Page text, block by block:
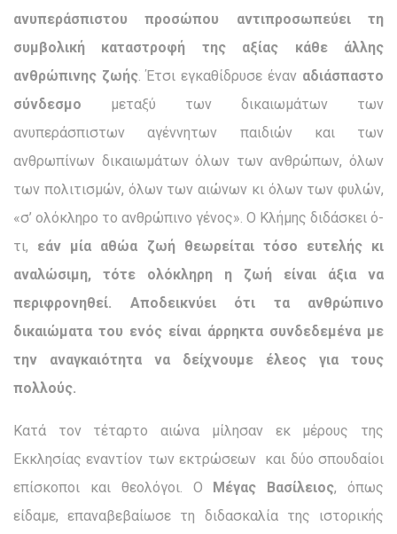
ανυπεράσπιστου προ­σώπου αντιπροσωπεύει τη
συμβολική καταστροφή της αξίας κάθε άλλης
ανθρώπινης ζωής . Έτσι εγκαθίδρυσε έναν αδιάσπαστο
σύνδεσμο μεταξύ των δικαιωμάτων των
ανυπεράσπιστων αγέννητων παιδιών και των
ανθρωπίνων δικαιωμάτων όλων των ανθρώπων, όλων
των πολιτισμών, όλων των αιώνων κι όλων των φυ­λών,
«σ’ ολόκληρο το ανθρώπινο γένος». Ο Κλήμης διδάσκει ό­
τι, εάν μία αθώα ζωή θεωρείται τόσο ευτελής κι
αναλώσιμη, τότε ολόκληρη η ζωή είναι άξια να
περιφρονηθεί. Αποδεικνύει ότι τα ανθρώπινο
δικαιώματα του ενός είναι άρρηκτα συνδεδεμένα με
την αναγκαιότητα να δείχνουμε έλεος για τους
πολλούς.
Κατά τον τέταρτο αιώνα μίλησαν εκ μέρους της
Εκκλησίας εναντίον των εκτρώσεων και δύο σπουδαίοι
επίσκοποι και θεολό­γοι. Ο Μέγας Βασίλειος, όπως
είδαμε, επαναβεβαίωσε τη διδα­σκαλία της ιστορικής